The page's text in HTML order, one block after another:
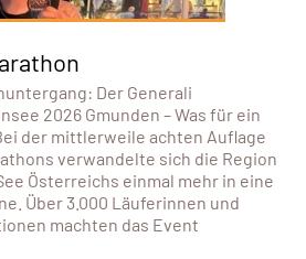
Der Generali
2026 Gmunden – Was für ein
der mittlerweile achten Auflage
verwandelte sich die Region
Österreichs einmal mehr in eine
Über 3.000 Läuferinnen und
machten das Event